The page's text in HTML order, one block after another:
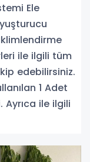
Ele
ile ilgili tüm
edebilirsiniz.
1 Adet
Ayrıca ile ilgili